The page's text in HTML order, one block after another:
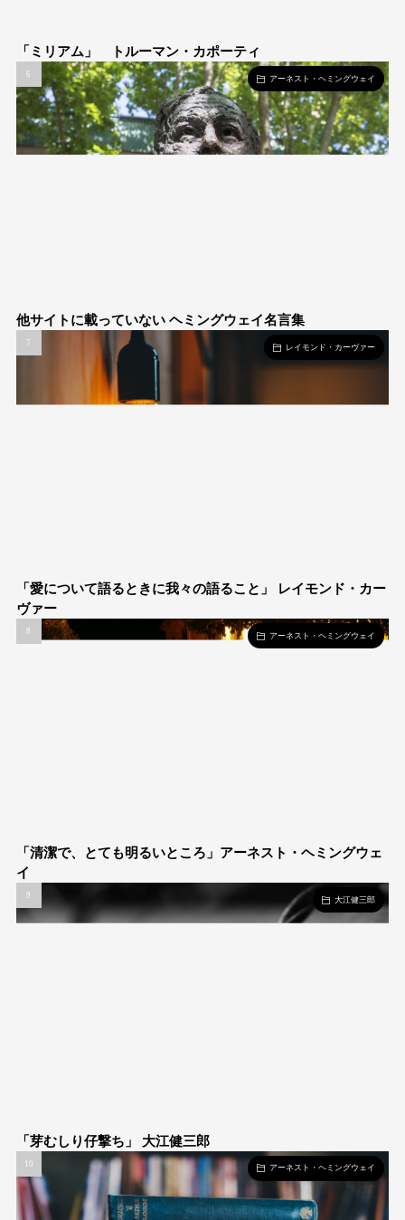
「ミリアム」 トルーマン・カポーティ
アーネスト・ヘミングウェイ
他サイトに載っていない ヘミングウェイ名言集
レイモンド・カーヴァー
「愛について語るときに我々の語ること」 レイモンド・カー
ヴァー
アーネスト・ヘミングウェイ
「清潔で、とても明るいところ」アーネスト・ヘミングウェ
イ
大江健三郎
「芽むしり仔撃ち」 大江健三郎
アーネスト・ヘミングウェイ